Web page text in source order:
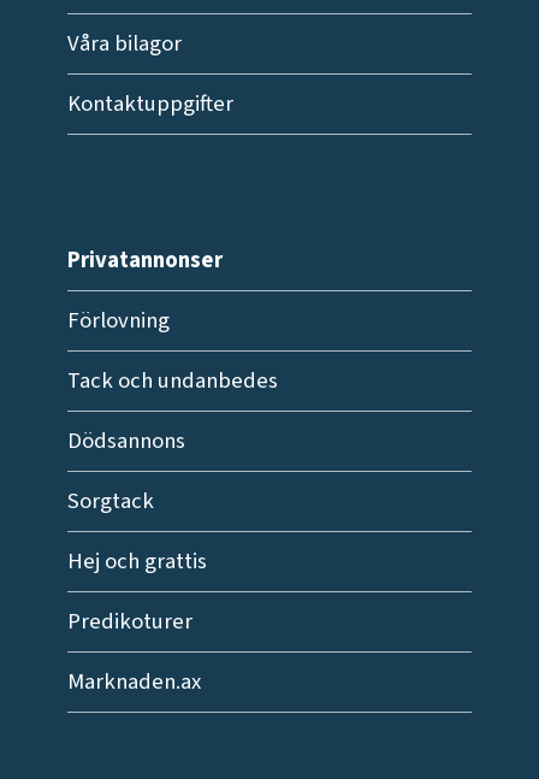
Våra bilagor
Kontaktuppgifter
Privatannonser
Förlovning
Tack och undanbedes
Dödsannons
Sorgtack
Hej och grattis
Predikoturer
Marknaden.ax